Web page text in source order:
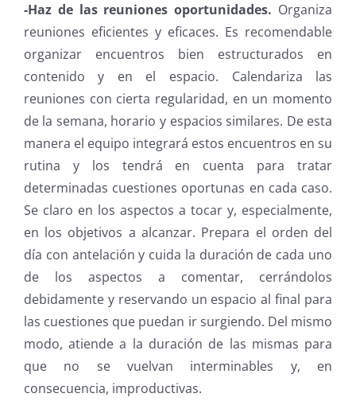
-Haz de las reuniones oportunidades. Organiza
reuniones eficientes y eficaces. Es recomendable
organizar encuentros bien estructurados en
contenido y en el espacio. Calendariza las
reuniones con cierta regularidad, en un momento
de la semana, horario y espacios similares. De esta
manera el equipo integrará estos encuentros en su
rutina y los tendrá en cuenta para tratar
determinadas cuestiones oportunas en cada caso.
Se claro en los aspectos a tocar y, especialmente,
en los objetivos a alcanzar. Prepara el orden del
día con antelación y cuida la duración de cada uno
de los aspectos a comentar, cerrándolos
debidamente y reservando un espacio al final para
las cuestiones que puedan ir surgiendo. Del mismo
modo, atiende a la duración de las mismas para
que no se vuelvan interminables y, en
consecuencia, improductivas.